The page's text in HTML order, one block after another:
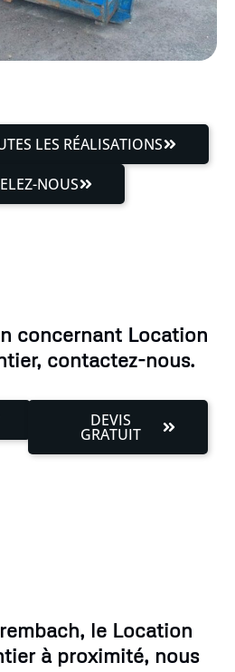
LES RÉALISATIONS
NOUS
concernant Location
contactez-nous.
DEVIS
GRATUIT
le Location
à proximité, nous